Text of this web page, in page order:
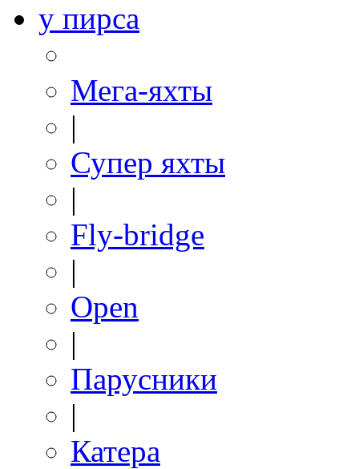
у пирса
Мега-яхты
|
Супер яхты
|
Fly-bridge
|
Open
|
Парусники
|
Катера